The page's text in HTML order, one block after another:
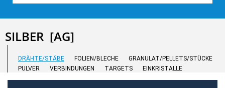
SILBER [AG]
DRÄHTE/STÄBE FOLIEN/BLECHE
GRANULAT/PELLETS/STÜCKE
PULVER
VERBINDUNGEN TARGETS EINKRISTALLE